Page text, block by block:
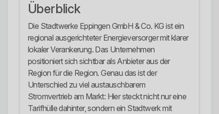
Überblick
Die Stadtwerke Eppingen GmbH & Co. KG ist ein
regional ausgerichteter Energieversorger mit klarer
lokaler Verankerung. Das Unternehmen
positioniert sich sichtbar als Anbieter aus der
Region für die Region. Genau das ist der
Unterschied zu viel austauschbarem
Stromvertrieb am Markt: Hier steckt nicht nur eine
Tarifhülle dahinter, sondern ein Stadtwerk mit